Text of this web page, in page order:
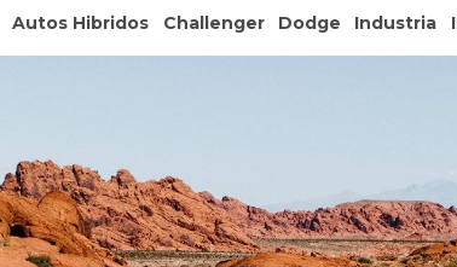
Autos Hibridos Challenger Dodge Industria